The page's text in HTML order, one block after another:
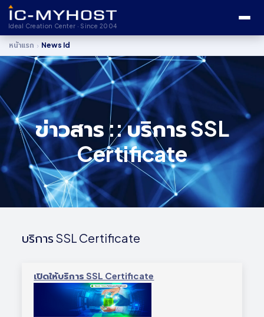
Ideal Creation Center · Since 2004
หน้าแรก › News Id
ข่าวสาร :: บริการ SSL
Certificate
บริการ SSL Certificate
เปิดให้บริการ SSL Certificate